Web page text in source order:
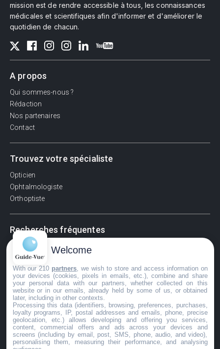
mission est de rendre accessible à tous, les connaissances
médicales et scientifiques afin d'informer et d'améliorer le
quotidien de chacun.
A propos
Qui sommes-nous ?
Rédaction
Nos partenaires
Contact
Trouvez votre spécialiste
Opticien
Ophtalmologiste
Orthoptiste
Recherches fréquentes
Pathologies adultes
Signes d'une urgence ophtalmologique
La vision
Acuité visuelle
Myosis / mydriase
Œdème oculaire
©GuideVue2024
Welcome
With our 210 partners , we wish to store and access information on
your devices (cookies, pixels in emails, etc.), combine and share
your personal data with our partners, whether collected on this
website or in our emails, already held by some of us, or obtained
later, including in other contexts.
Processing this data (identifiers, browsing, preferences, purchases,
loyalty programs, IP, postal addresses and emails, phone, precise
geolocation, etc.) allows developing and offering you services,
content, commercial offers and ads across your devices and
screens (including by email, post, SMS, phone, audio, and video),
personalising them, measuring their performance, and analysing